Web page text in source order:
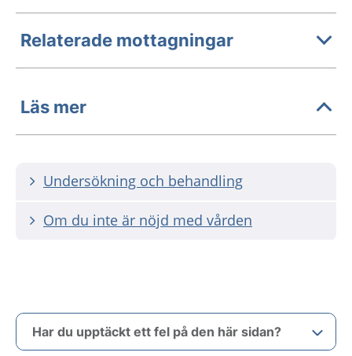
Relaterade mottagningar
Läs mer
Undersökning och behandling
Om du inte är nöjd med vården
Har du upptäckt ett fel på den här sidan?